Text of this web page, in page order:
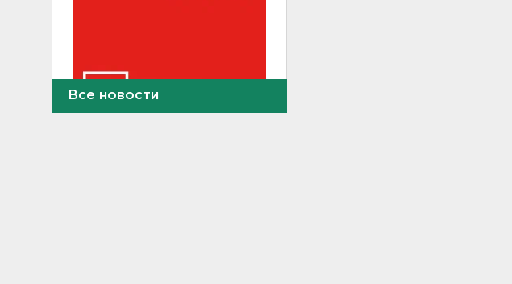
Все новости